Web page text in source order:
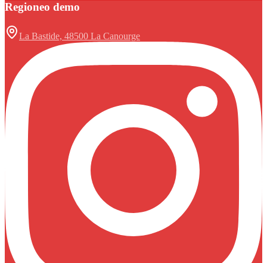
Regioneo demo
La Bastide, 48500 La Canourge